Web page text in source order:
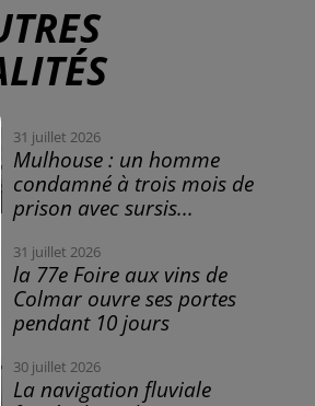
31 juillet 2026
Mulhouse : un homme
condamné à trois mois de
prison avec sursis...
31 juillet 2026
la 77e Foire aux vins de
Colmar ouvre ses portes
pendant 10 jours
30 juillet 2026
La navigation fluviale